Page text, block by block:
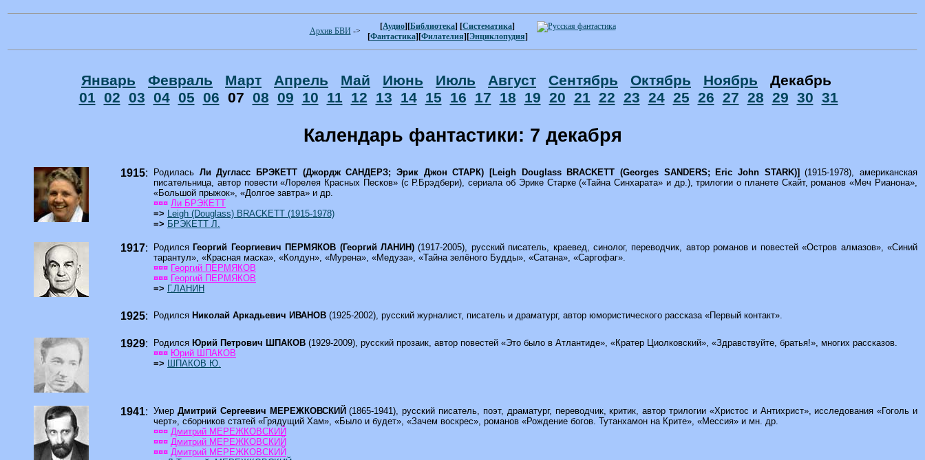
Архив БВИ -> [Аудио][Библиотека] [Систематика]
[Фантастика][Филателия][Энциклопудия]
Январь Февраль Март Апрель Май Июнь Июль Август Сентябрь Октябрь Ноябрь Декабрь
01 02 03 04 05 06 07 08 09 10 11 12 13 14 15 16 17 18 19 20 21 22 23 24 25 26 27 28 29 30 31
Календарь фантастики: 7 декабря
1915: Родилась Ли Дугласс БРЭКЕТТ (Джордж САНДЕРЗ; Эрик Джон СТАРК) [Leigh Douglass BRACKETT (Georges SANDERS; Eric John STARK)](1915-1978), американская
писательница, автор повести «Лорелея Красных Песков» (с Р.Брэдбери), сериала об Эрике Старке («Тайна Синхарата» и др.), трилогии о планете Скайт, романов «Меч Рианона»,
«Большой прыжок», «Долгое завтра» и др.
¤¤¤ Ли БРЭКЕТТ
=> Leigh (Douglass) BRACKETT (1915-1978)
=> БРЭКЕТТ Л.
1917: Родился Георгий Георгиевич ПЕРМЯКОВ (Георгий ЛАНИН)(1917-2005), русский писатель, краевед, синолог, переводчик, автор романов и повестей «Остров алмазов», «Синий
тарантул», «Красная маска», «Колдун», «Мурена», «Медуза», «Тайна зелёного Будды», «Сатана», «Саргофаг».
¤¤¤ Георгий ПЕРМЯКОВ
¤¤¤ Георгий ПЕРМЯКОВ
=> Г.ЛАНИН
1925: Родился Николай Аркадьевич ИВАНОВ (1925-2002), русский журналист, писатель и драматург, автор юмористического рассказа «Первый контакт».
1929: Родился Юрий Петрович ШПАКОВ (1929-2009), русский прозаик, автор повестей «Это было в Атлантиде», «Кратер Циолковский», «Здравствуйте, братья!», многих рассказов.
¤¤¤ Юрий ШПАКОВ
=> ШПАКОВ Ю.
1941: Умер Дмитрий Сергеевич МЕРЕЖКОВСКИЙ(1865-1941), русский писатель, поэт, драматург, переводчик, критик, автор трилогии «Христос и Антихрист», исследования «Гоголь и
черт», сборников статей «Грядущий Хам», «Было и будет», «Зачем воскрес», романов «Рождение богов. Тутанхамон на Крите», «Мессия» и мн. др.
¤¤¤ Дмитрий МЕРЕЖКОВСКИЙ
¤¤¤ Дмитрий МЕРЕЖКОВСКИЙ
¤¤¤ Дмитрий МЕРЕЖКОВСКИЙ